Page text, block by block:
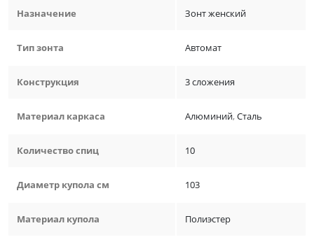
Назначение Зонт женский
Тип зонта Автомат
Конструкция 3 сложения
Материал каркаса Алюминий,Сталь
Количество спиц 10
Диаметр купола см 103
Материал купола Полиэстер